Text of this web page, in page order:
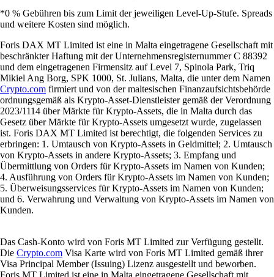
*0 % Gebühren bis zum Limit der jeweiligen Level-Up-Stufe. Spreads
und weitere Kosten sind möglich.
Foris DAX MT Limited ist eine in Malta eingetragene Gesellschaft mit
beschränkter Haftung mit der Unternehmensregisternummer C 88392
und dem eingetragenen Firmensitz auf Level 7, Spinola Park, Triq
Mikiel Ang Borg, SPK 1000, St. Julians, Malta, die unter dem Namen
Crypto.com firmiert und von der maltesischen Finanzaufsichtsbehörde
ordnungsgemäß als Krypto-Asset-Dienstleister gemäß der Verordnung
2023/1114 über Märkte für Krypto-Assets, die in Malta durch das
Gesetz über Märkte für Krypto-Assets umgesetzt wurde, zugelassen
ist. Foris DAX MT Limited ist berechtigt, die folgenden Services zu
erbringen: 1. Umtausch von Krypto-Assets in Geldmittel; 2. Umtausch
von Krypto-Assets in andere Krypto-Assets; 3. Empfang und
Übermittlung von Orders für Krypto-Assets im Namen von Kunden;
4. Ausführung von Orders für Krypto-Assets im Namen von Kunden;
5. Überweisungsservices für Krypto-Assets im Namen von Kunden;
und 6. Verwahrung und Verwaltung von Krypto-Assets im Namen von
Kunden.
Das Cash-Konto wird von Foris MT Limited zur Verfügung gestellt.
Die Crypto.com Visa Karte wird von Foris MT Limited gemäß ihrer
Visa Principal Member (Issuing) Lizenz ausgestellt und beworben.